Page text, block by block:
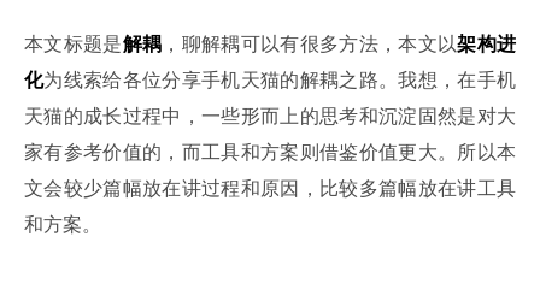
本文标题是解耦 ，聊解耦可以有很多方法，本文以架构进
化为线索给各位分享手机天猫的解耦之路。我想，在手机
天猫的成长过程中，一些形而上的思考和沉淀固然是对大
家有参考价值的，而工具和方案则借鉴价值更大。所以本
文会较少篇幅放在讲过程和原因，比较多篇幅放在讲工具
和方案。